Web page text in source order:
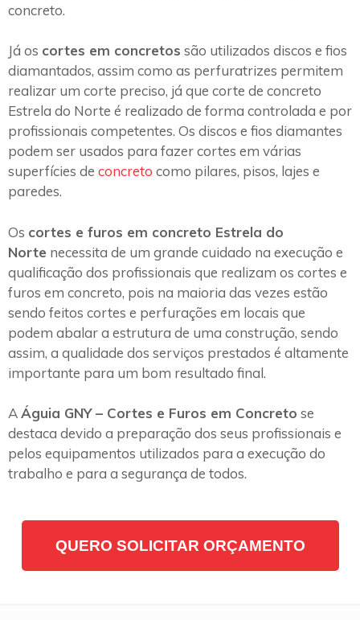
concreto.
Já os cortes em concretos são utilizados discos e fios
diamantados, assim como as perfuratrizes permitem
realizar um corte preciso, já que corte de concreto
Estrela do Norte é realizado de forma controlada e por
profissionais competentes. Os discos e fios diamantes
podem ser usados para fazer cortes em várias
superfícies de concreto como pilares, pisos, lajes e
paredes.
Os cortes e furos em concreto Estrela do
Norte necessita de um grande cuidado na execução e
qualificação dos profissionais que realizam os cortes e
furos em concreto, pois na maioria das vezes estão
sendo feitos cortes e perfurações em locais que
podem abalar a estrutura de uma construção, sendo
assim, a qualidade dos serviços prestados é altamente
importante para um bom resultado final.
AÁguia GNY – Cortes e Furos em Concreto se
destaca devido a preparação dos seus profissionais e
pelos equipamentos utilizados para a execução do
trabalho e para a segurança de todos.
QUERO SOLICITAR ORÇAMENTO